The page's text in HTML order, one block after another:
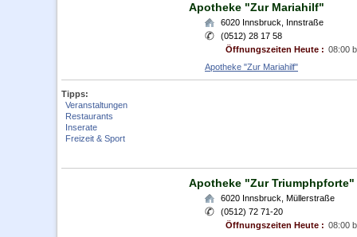
Apotheke "Zur Mariahilf"
6020 Innsbruck
Innstraße
(0512) 28 17 58
Öffnungszeiten Heute : 08:00
Apotheke "Zur Mariahilf"
Tipps:
Veranstaltungen
Restaurants
Inserate
Freizeit & Sport
Apotheke "Zur Triumphpforte"
6020 Innsbruck Müllerstraße
(0512) 72 71-20
Öffnungszeiten Heute : 08:00